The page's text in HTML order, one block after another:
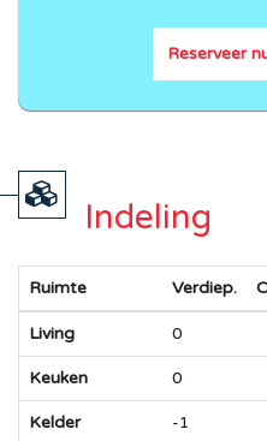
Reserveer
Indeling
Ruimte Verdiep.
Living 0
Keuken 0
Kelder -1